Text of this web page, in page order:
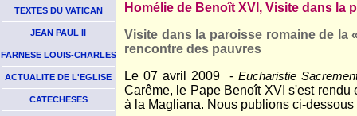
TEXTES DU VATICAN
JEAN PAUL II
FARNESE LOUIS-CHARLES
ACTUALITE DE L'EGLISE
CATECHESES
Homélie de Benoît XVI, Visite dans la
Visite dans la paroisse romaine de la
rencontre des pauvres
Le 07 avril 2009 -Eucharistie
Carême, le Pape Benoît XVI s'est
à la Magliana. Nous publions ci-